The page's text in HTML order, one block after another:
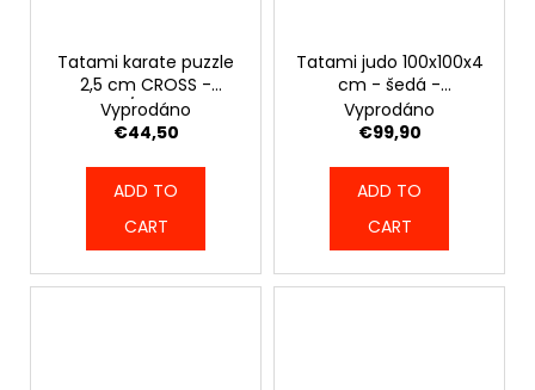
Tatami karate puzzle
2,5 cm CROSS -
žluto/modré -
6249_ZBLUE
Vyprodáno
€44,50
ADD TO
CART
Tatami judo 100x100x4
cm - šedá -
4967_GREY_100
Vyprodáno
€99,90
ADD TO
CART